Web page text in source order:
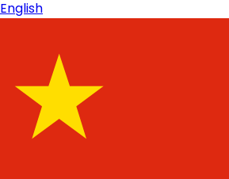
English